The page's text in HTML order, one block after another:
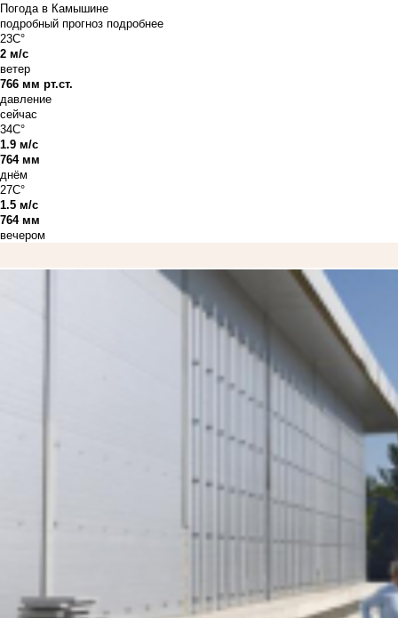
Погода в Камышине
подробный прогноз подробнее
23C°
2 м/с
ветер
766 мм рт.ст.
давление
сейчас
34C°
1.9 м/с
764 мм
днём
27C°
1.5 м/с
764 мм
вечером